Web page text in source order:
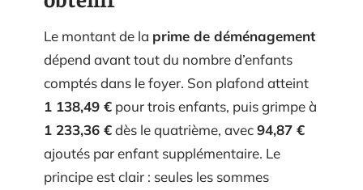
Le montant de la prime de déménagement
dépend avant tout du nombre d’enfants
comptés dans le foyer. Son plafond atteint
1 138,49 € pour trois enfants, puis grimpe à
1 233,36 €dès le quatrième, avec94,87 €
ajoutés par enfant supplémentaire. Le
principe est clair : seules les sommes